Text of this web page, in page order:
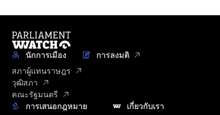
นักการเมือง
สภาผู้แทนราษฎร
วุฒิสภา
คณะรัฐมนตรี
การลงมติ
การเสนอกฎหมาย
เกี่ยวกับเรา